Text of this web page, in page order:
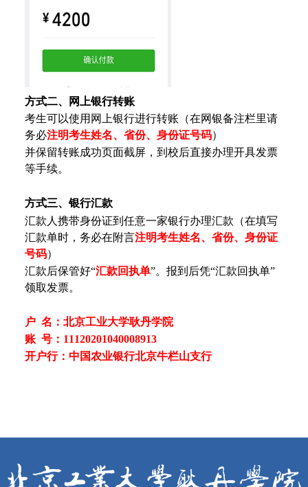
方式二、网上银行转账
考生可以使用网上银行进行转账（在网银备注栏里请
务必注明考生姓名、 省份、身份证号码）
并保留转账成功页面截屏，到校后直接办理开具发票
等手续。
方式三、银行汇款
汇款人携带身份证到任意一家银行办理汇款（在填写
汇款单时，务必在附言注明考生姓名、 省份、身份证
号码）
汇款后保管好“汇款回执单”。报到后凭“汇款回执单”
领取发票。
户 名：北京工业大学耿丹学院
账 号：11120201040008913
开户行：中国农业银行北京牛栏山支行